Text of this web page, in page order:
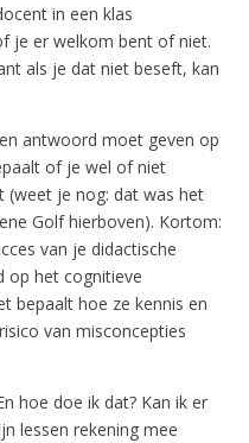
in een klas
je er welkom bent of niet.
als je dat niet beseft, kan
antwoord moet geven op
of je wel of niet
(weet je nog: dat was het
Golf hierboven). Kortom:
van je didactische
op het cognitieve
bepaalt hoe ze kennis en
van misconcepties
hoe doe ik dat? Kan ik er
lessen rekening mee